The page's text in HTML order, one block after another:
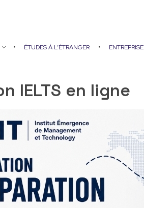
ÉTUDES À L’ÉTRANGER ENTREPRISE
IELTS en ligne